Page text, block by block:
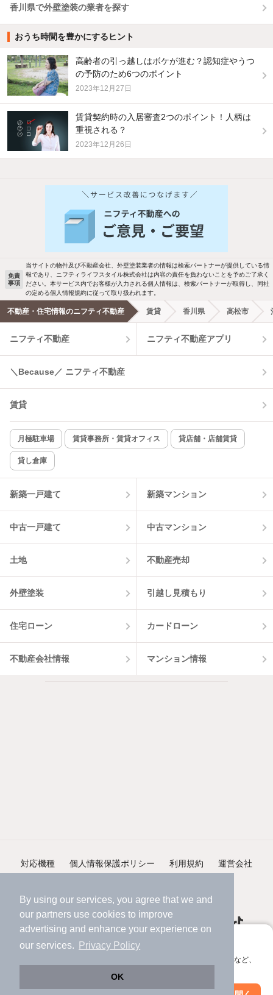
By using our services, you agree that we and
our partners use cookies to improve
advertising and enhance your experience on
our services.
Privacy Policy
OK
アプリに切り替えて、サクサクお部屋探し
会員登録なしですぐ使える。マップ検索やお気に入り保存など、
香川県で外壁塗装の業者を探す
おうち時間を豊かにするヒント
高齢者の引っ越しはボケが進む？認知症やうつ
の予防のため6つのポイント
2023年12月27日
賃貸契約時の入居審査2つのポイント！人柄は
重視される？
2023年12月26日
他の人はこんな条件で絞り込んでいます！
バス・トイレ別 2階以上
洗濯機置場あり 独立洗面台
エアコンあり 都市ガス
温水洗浄便座 オートロック
コンロ2口以上
新着のみ インターネット無料
該当件数:
物件一覧に反映
免責
事項
当サイトの物件及び不動産会社、外壁塗装業者の情報は検索パートナーが提供している情
報であり、ニフティライフスタイル株式会社は内容の責任を負わないことを予めご了承く
ださい。本サービス内でお客様が入力される個人情報は、検索パートナーが取得し、同社
の定める個人情報規約に従って取り扱われます。
不動産・住宅情報のニフティ不動産 賃貸 香川県 高松市
ニフティ不動産 ニフティ不動産アプリ
＼Because／ ニフティ不動産
賃貸
月極駐車場 賃貸事務所・賃貸オフィス 貸店舗・店舗賃貸
貸し倉庫
新築一戸建て 新築マンション
中古一戸建て 中古マンション
土地 不動産売却
外壁塗装 引越し見積もり
住宅ローン カードローン
不動産会社情報 マンション情報
対応機種 個人情報保護ポリシー 利用規約 運営会社
©NIFTY Lifestyle Co., Ltd.